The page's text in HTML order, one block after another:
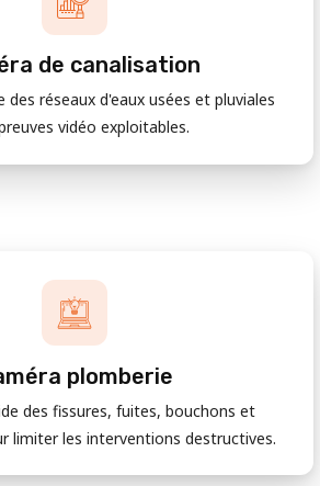
de canalisation
des réseaux d'eaux usées et pluviales
vidéo exploitables.
plomberie
des fissures, fuites, bouchons et
limiter les interventions destructives.